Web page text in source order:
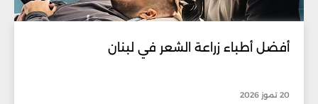
أفضل أطباء زراعة الشعر في لبنان
20 تموز 2026